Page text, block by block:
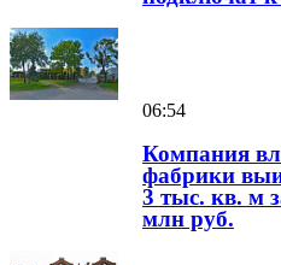
06:54
Компания
фабрики
3 тыс. кв. м
млн руб.